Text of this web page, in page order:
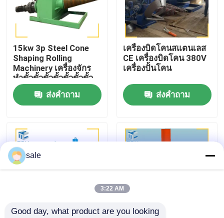
ทัวร์โรงงาน
การควบคุมคุณภาพ
ติดต่อเรา
กรณี
เครื่องเคลือบถัง
15kw 3p Steel Cone
Shaping Rolling
Machinery เครื่องจักร
ทําขั้วขั้วขั้วขั้วขั้วขั้วขั้ว
ขั้วขั้วขั้วขั้วขั้วขั้วขั้วขั้ว
ขั้วขั้วขั้วขั้วขั้วขั้วขั้วขั้ว
ขั้วขั้วขั้วขั้วขั้วขั้วขั้วขั้ว
ขั้วขั้วขั้วขั้วขั้ว
ส่งคำถาม
เครื่องบิดโคนสแตนเลส
CE เครื่องบิดโคน 380V
เครื่องปั้นโคน
ส่งคำถาม
sale
3:22 AM
Good day, what product are you looking